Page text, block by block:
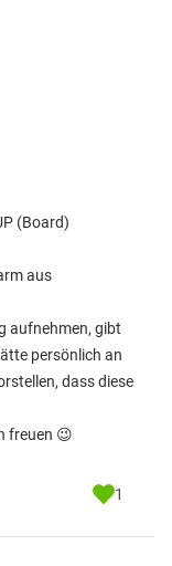
(Board)
aus
aufnehmen, gibt
persönlich an
dass diese
freuen 😉
1